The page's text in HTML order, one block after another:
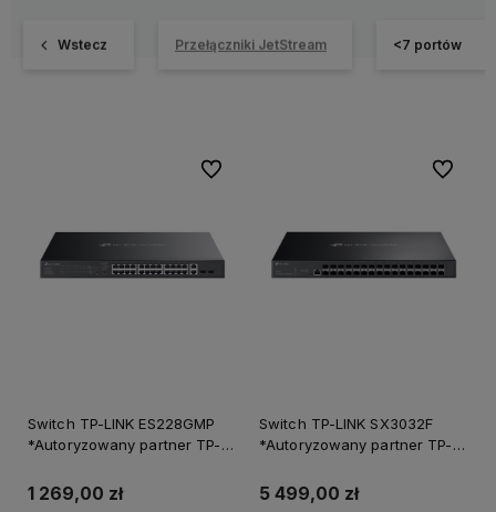
Wstecz Przełączniki JetStream <7 portów
Switch TP-LINK ES228GMP
*Autoryzowany partner TP-
1 269,00 zł
Do ulubionych
Switch TP-LINK SX3032F
*Autoryzowany partner TP-
5 499,00 zł
Do